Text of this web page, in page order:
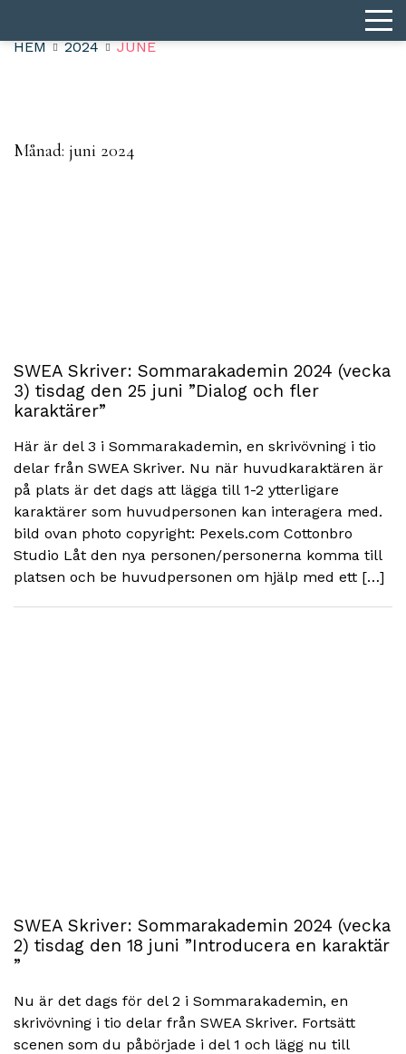
HEM 2024 JUNE
Månad: juni 2024
SWEA Skriver: Sommarakademin 2024 (vecka
3) tisdag den 25 juni ”Dialog och fler
karaktärer”
Här är del 3 i Sommarakademin, en skrivövning i tio
delar från SWEA Skriver. Nu när huvudkaraktären är
på plats är det dags att lägga till 1-2 ytterligare
karaktärer som huvudpersonen kan interagera med.
bild ovan photo copyright: Pexels.com Cottonbro
Studio Låt den nya personen/personerna komma till
platsen och be huvudpersonen om hjälp med ett […]
SWEA Skriver: Sommarakademin 2024 (vecka
2) tisdag den 18 juni ”Introducera en karaktär
”
Nu är det dags för del 2 i Sommarakademin, en
skrivövning i tio delar från SWEA Skriver. Fortsätt
scenen som du påbörjade i del 1 och lägg nu till